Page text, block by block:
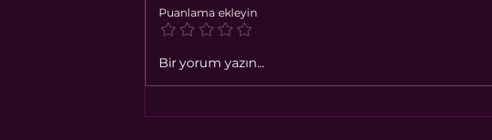
AĞUSTOS 2026
bekliyor?
Puanlama ekleyin
Bir yorum yazın...